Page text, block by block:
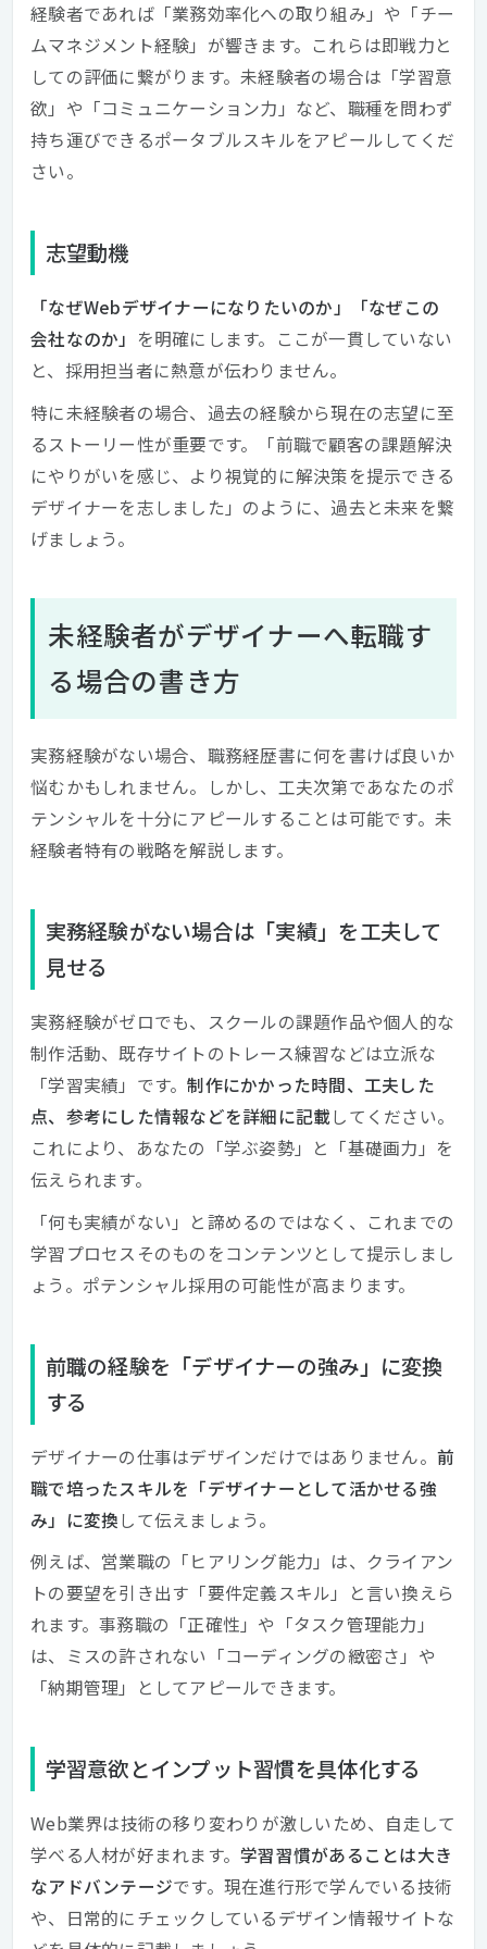
経験者であれば「業務効率化への取り組み」や「チー
ムマネジメント経験」が響きます。これらは即戦力と
しての評価に繋がります。未経験者の場合は「学習意
欲」や「コミュニケーション力」など、職種を問わず
持ち運びできるポータブルスキルをアピールしてくだ
さい。
志望動機
「なぜWebデザイナーになりたいのか」「なぜこの
会社なのか」 を明確にします。ここが一貫していない
と、採用担当者に熱意が伝わりません。
特に未経験者の場合、過去の経験から現在の志望に至
るストーリー性が重要です。「前職で顧客の課題解決
にやりがいを感じ、より視覚的に解決策を提示できる
デザイナーを志しました」のように、過去と未来を繋
げましょう。
未経験者がデザイナーへ転職す
る場合の書き方
実務経験がない場合、職務経歴書に何を書けば良いか
悩むかもしれません。しかし、工夫次第であなたのポ
テンシャルを十分にアピールすることは可能です。未
経験者特有の戦略を解説します。
実務経験がない場合は「実績」を工夫して
見せる
実務経験がゼロでも、スクールの課題作品や個人的な
制作活動、既存サイトのトレース練習などは立派な
「学習実績」です。制作にかかった時間、工夫した
点、参考にした情報などを詳細に記載してください。
これにより、あなたの「学ぶ姿勢」と「基礎画力」を
伝えられます。
「何も実績がない」と諦めるのではなく、これまでの
学習プロセスそのものをコンテンツとして提示しまし
ょう。ポテンシャル採用の可能性が高まります。
前職の経験を「デザイナーの強み」に変換
する
デザイナーの仕事はデザインだけではありません。 前
職で培ったスキルを「デザイナーとして活かせる強
み」に変換して伝えましょう。
例えば、営業職の「ヒアリング能力」は、クライアン
トの要望を引き出す「要件定義スキル」と言い換えら
れます。事務職の「正確性」や「タスク管理能力」
は、ミスの許されない「コーディングの緻密さ」や
「納期管理」としてアピールできます。
学習意欲とインプット習慣を具体化する
Web業界は技術の移り変わりが激しいため、自走して
学べる人材が好まれます。学習習慣があることは大き
なアドバンテージです。現在進行形で学んでいる技術
や、日常的にチェックしているデザイン情報サイトな